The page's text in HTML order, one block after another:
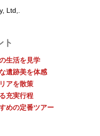
Ltd,.
ト
生活を見学
遺跡美を体感
アを散策
充実行程
めの定番ツアー